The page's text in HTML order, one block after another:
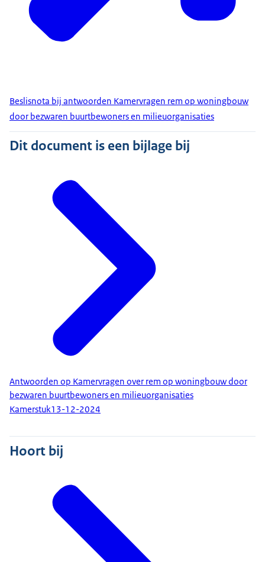
Beslisnota bij antwoorden Kamervragen rem op woningbouw
door bezwaren buurtbewoners en milieuorganisaties
Dit document is een bijlage bij
Antwoorden op Kamervragen over rem op woningbouw door
bezwaren buurtbewoners en milieuorganisaties
Kamerstuk13-12-2024
Hoort bij